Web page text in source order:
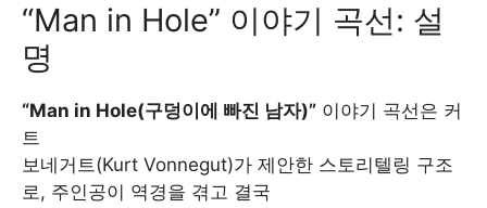
“Man in Hole” 이야기 곡선: 설
명
“Man in Hole(구덩이에 빠진 남자)” 이야기 곡선은 커
트
보네거트(Kurt Vonnegut)가 제안한 스토리텔링 구조
로, 주인공이 역경을 겪고 결국